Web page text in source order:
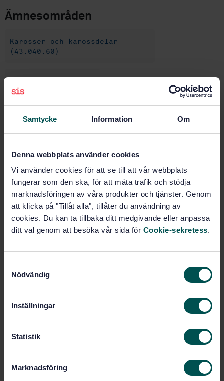
Samtycke Information Om
Denna webbplats använder cookies
Vi använder cookies för att se till att vår webbplats
fungerar som den ska, för att mäta trafik och stödja
marknadsföringen av våra produkter och tjänster. Genom
att klicka på "Tillåt alla", tillåter du användning av
cookies. Du kan ta tillbaka ditt medgivande eller anpassa
ditt val genom att besöka vår sida för Cookie-sekretess.
Nödvändig
Inställningar
Statistik
Marknadsföring
Ämnesområden
Karosser och karossdelar
(43.040.60)
Köp denna standard
SVENSK STANDARD· SS-ISO 8066-4:2023
Slang och slangledningar av gummi och plast för
luftkonditioneringsanläggning i bil - Specifikation -
Del 4: Typ med låg vibrationsöverföring för
Kylmedium 1234yf (ISO 8066-4:2023, IDT)
Prenumerera på standarden - Läs mer
PDF
Fler alternativ
Framtagen av:
Gummi och gummiprodukter,